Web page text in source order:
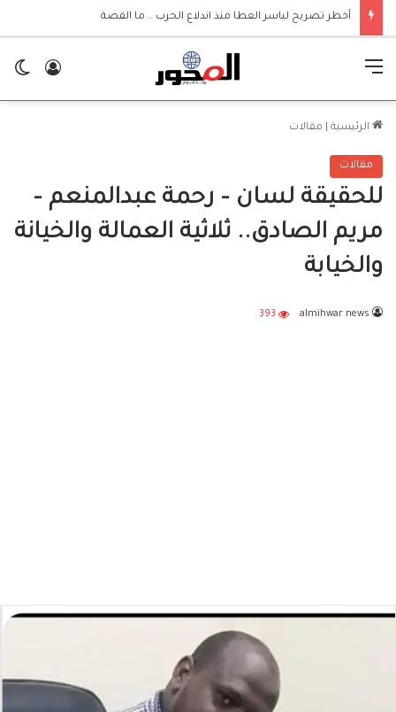
أخطر تصريح لياسر العطا منذ اندلاع الحرب .. ما القصة
الرئيسية مقالات
مقالات
للحقيقة لسان – رحمة عبدالمنعم –
مريم الصادق.. ثلاثية العمالة والخيانة
والخيابة
almihwar news
393